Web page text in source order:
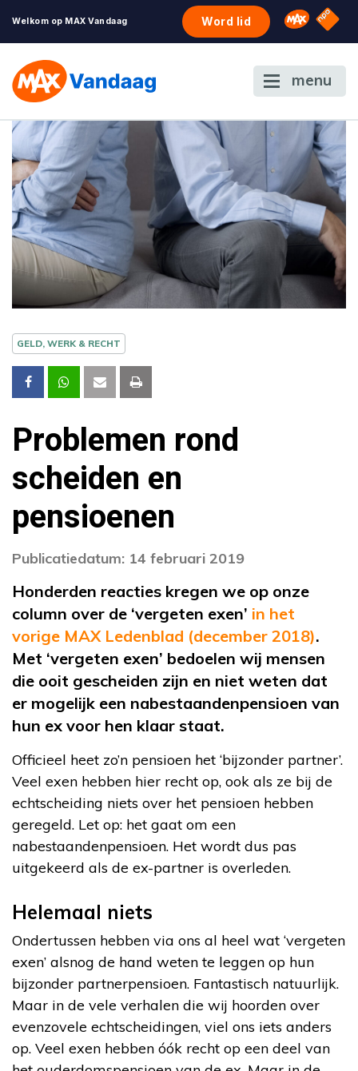
Welkom op MAX Vandaag Word lid Omroep
NPO
menu
GELD, WERK & RECHT
Problemen rond
scheiden en
pensioenen
Publicatiedatum: 14 februari 2019
Honderden reacties kregen we op onze
column over de ‘vergeten exen’ in het
vorige MAX Ledenblad (december 2018).
Met ‘vergeten exen’ bedoelen wij mensen
die ooit gescheiden zijn en niet weten dat
er mogelijk een nabestaandenpensioen van
hun ex voor hen klaar staat.
Officieel heet zo’n pensioen het ‘bijzonder partner’.
Veel exen hebben hier recht op, ook als ze bij de
echtscheiding niets over het pensioen hebben
geregeld. Let op: het gaat om een
nabestaandenpensioen. Het wordt dus pas
uitgekeerd als de ex-partner is overleden.
Helemaal niets
Ondertussen hebben via ons al heel wat ‘vergeten
exen’ alsnog de hand weten te leggen op hun
bijzonder partnerpensioen. Fantastisch natuurlijk.
Maar in de vele verhalen die wij hoorden over
evenzovele echtscheidingen, viel ons iets anders
op. Veel exen hebben óók recht op een deel van